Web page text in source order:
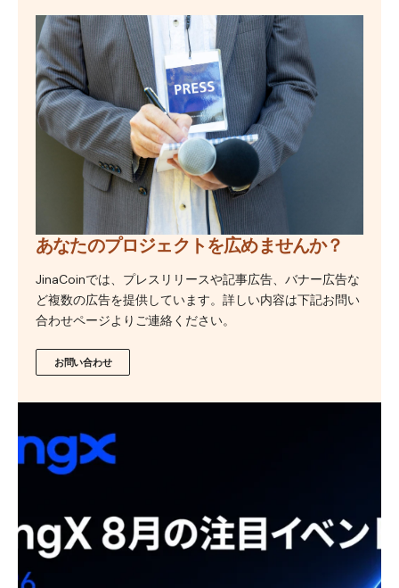
あなたのプロジェクトを広めませんか？
JinaCoinでは、プレスリリースや記事広告、バナー広告な
ど複数の広告を提供しています。詳しい内容は下記お問い
合わせページよりご連絡ください。
お問い合わせ